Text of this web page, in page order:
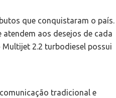
que conquistaram o país.
aos desejos de cada
Multijet 2.2 turbodiesel possui
tradicional e